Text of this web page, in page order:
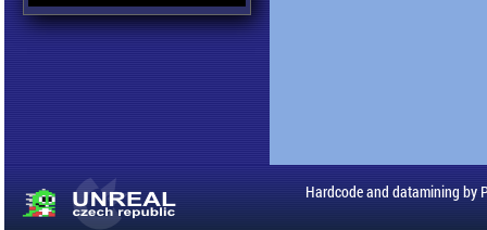
Hardcode and datamining by